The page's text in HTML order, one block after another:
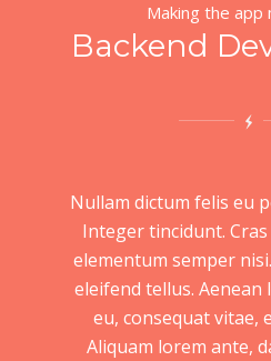
Making the app
Backend
Nullam dictum felis eu
Integer tincidunt.
elementum semper
eleifend tellus.
eu, consequat vitae,
Aliquam lorem ante,